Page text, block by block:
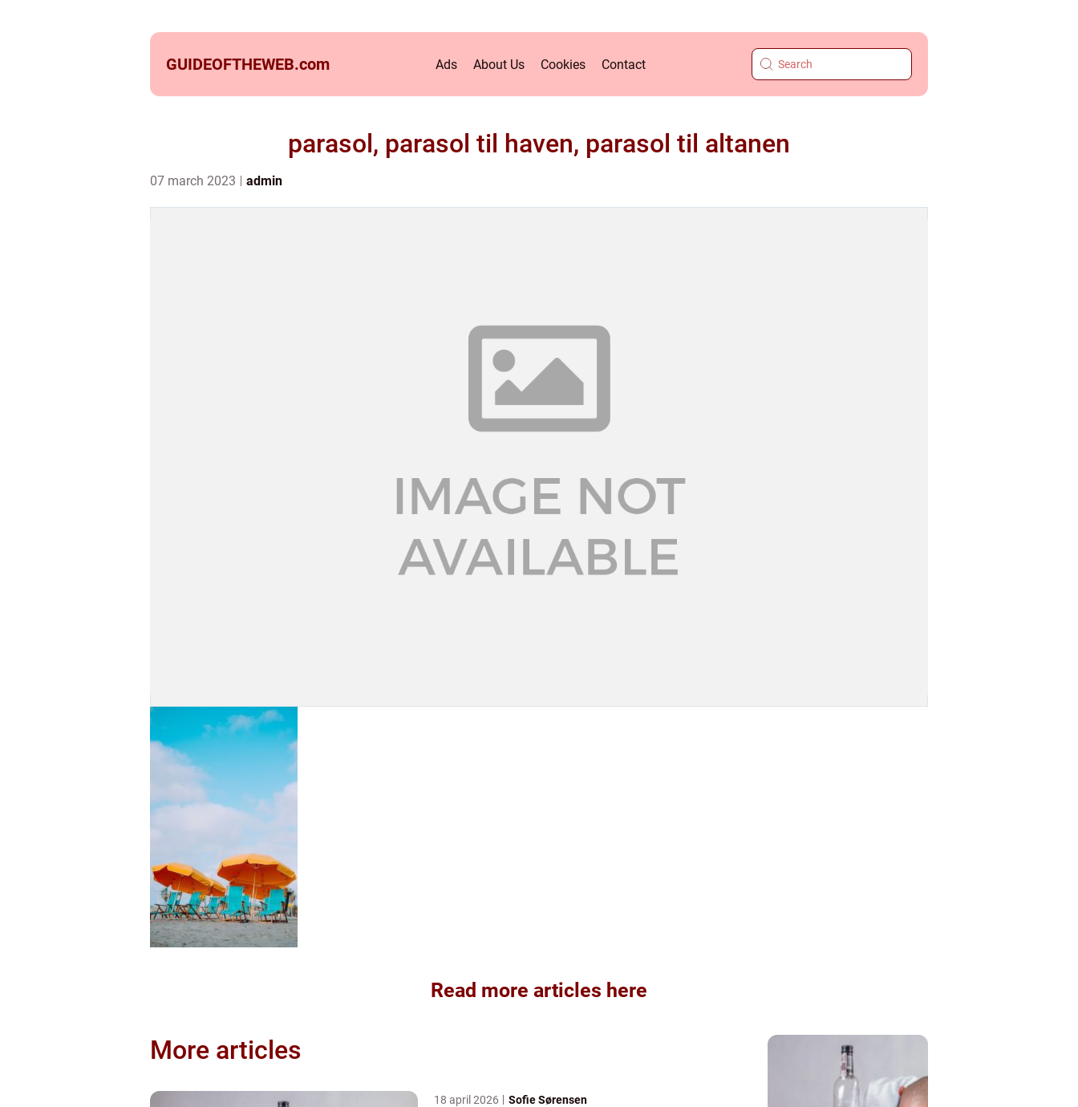
GUIDEOFTHEWEB.com Ads About Us Cookies Contact
parasol, parasol til haven, parasol til altanen
07 march 2023 admin
Read more articles here
More articles
18 april 2026 Sofie Sørensen